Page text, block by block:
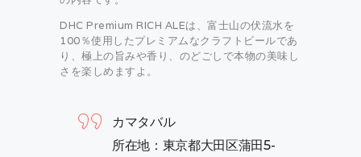
DHC Premium RICH ALEは、富士山の伏流水を
100％使用したプレミアムなクラフトビールであ
り、極上の旨みや香り、のどごしで本物の美味し
さを楽しめますよ。
カマタバル
所在地：東京都大田区蒲田5-